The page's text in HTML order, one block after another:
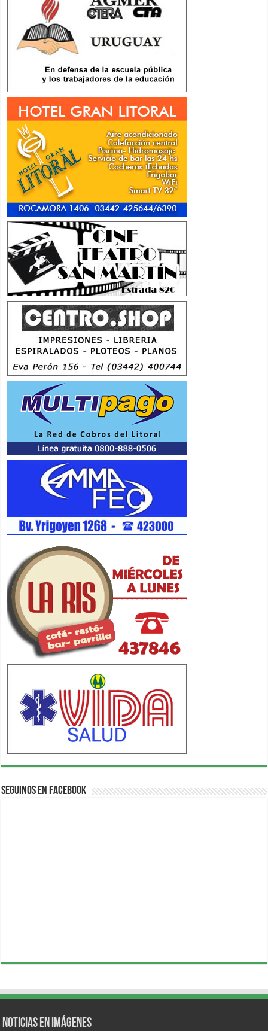
Seguinos en Facebook
Noticias en Imágenes